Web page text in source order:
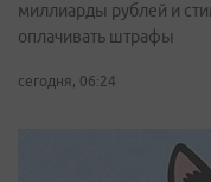
миллиарды рублей и
оплачивать штрафы
сегодня, 06:24